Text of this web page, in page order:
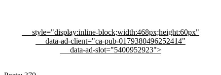
style="display:inline-block;width:468px;height:60px"
data-ad-client="ca-pub-0179380496252414"
data-ad-slot="5400952923">